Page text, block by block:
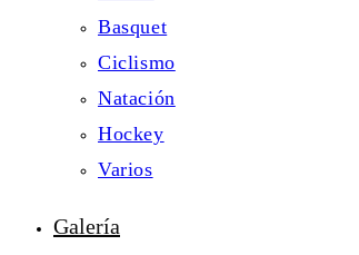
Basquet
Ciclismo
Natación
Hockey
Varios
Galería